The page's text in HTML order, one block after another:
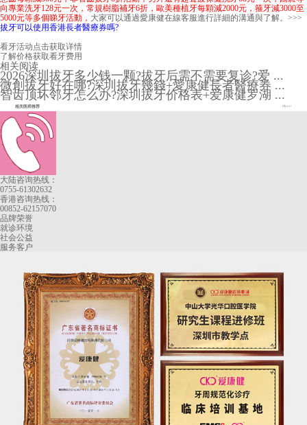
向專業洗牙128元一次，常規樹脂補牙6折，歐美種植牙每顆減2000元，箍牙減3000至
5000元等多個睇牙活動， 大家可以通過愛康健在線客服進行詳細的溝通與了解。>>>
拔牙可以使用香港長者醫療券嗎?
看牙活动点击获取详情
了解价格获取看牙费用
相关阅读
2026深圳拔牙多少钱一颗?拔牙后需不需要复诊?爱 ...
微創拔牙好在哪?深圳拔牙幾錢+愛康健長者醫療券 ...
智齿顶坏邻牙怎么办?深圳拔牙价格表+爱康健罗湖 ...
相关医师推荐 More+
大陆咨询热线：
0755-61302632
香港咨询热线：
00852-62157070
品牌荣誉
就诊环境
社会公益
服务客户